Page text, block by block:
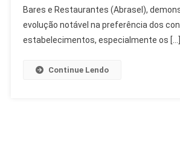
Superando
Dinheiro
Bares e Restaurantes (Abrasel),
evolução notável na preferência dos
estabelecimentos, especialmente os […]
Continue Lendo